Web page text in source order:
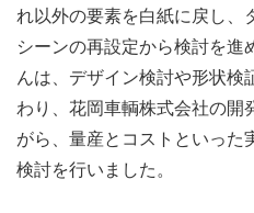
れ以外の要素を白紙に戻し、
シーンの再設定から検討を進
んは、デザイン検討や形状検
わり、花岡車輌株式会社の開
がら、量産とコストといった
検討を行いました。